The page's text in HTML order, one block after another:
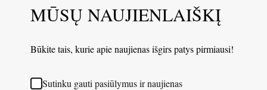
MŪSŲ NAUJIENLAIŠKĮ
Būkite tais, kurie apie naujienas išgirs patys pirmiausi!
Sutinku gauti pasiūlymus ir naujienas